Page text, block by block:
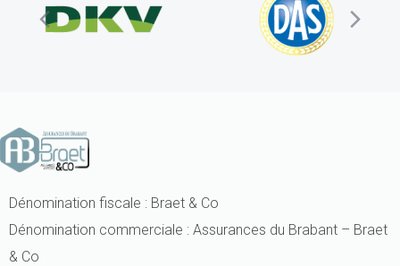
Next
Dénomination fiscale : Braet & Co
Dénomination commerciale : Assurances du Brabant – Braet
& Co